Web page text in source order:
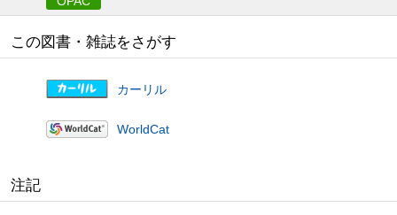
この図書・雑誌をさがす
カーリル
WorldCat
注記